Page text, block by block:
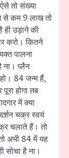
तो संख्या
से कम 9 लाख तो
ही उड़ाने की
करो। कितने
पालना
ना। प्लैन
84 जन्म हैं,
होगा तब
में क्या
चक्र स्वयं
चलाते हैं। तो
अभी 84 में यह
सोचा है ना।